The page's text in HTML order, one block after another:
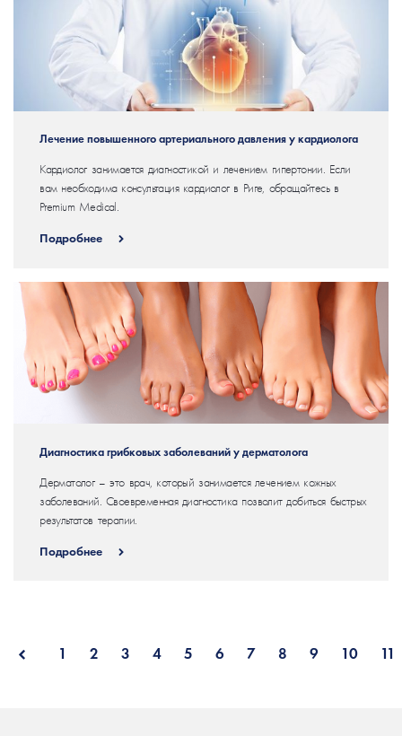
Лечение повышенного артериального давления у кардиолога
Кардиолог занимается диагностикой и лечением гипертонии. Если
вам необходима консультация кардиолог в Риге, обращайтесь в
Premium Medical.
Подробнее
Диагностика грибковых заболеваний у дерматолога
Дерматолог – это врач, который занимается лечением кожных
заболеваний. Своевременная диагностика позволит добиться быстрых
результатов терапии.
Подробнее
1 2 3 4 5 6 7 8 9 10 11